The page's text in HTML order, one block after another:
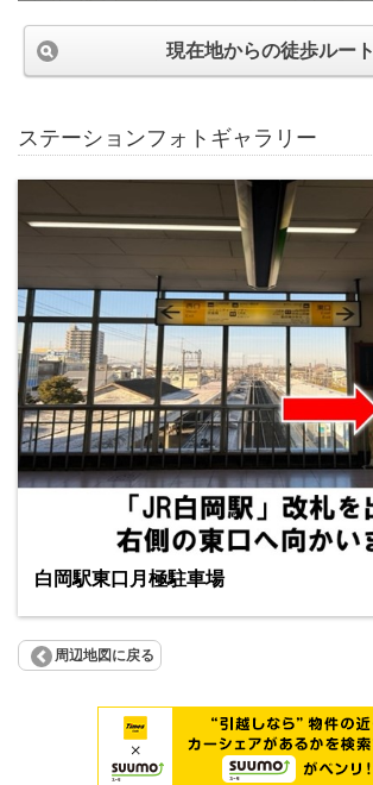
現在地からの徒歩ルート
ステーションフォトギャラリー
白岡駅東口月極駐車場
周辺地図に戻る